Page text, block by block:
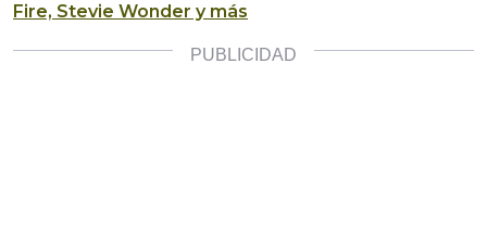
Fire, Stevie Wonder y más